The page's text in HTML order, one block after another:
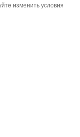
изменить условия